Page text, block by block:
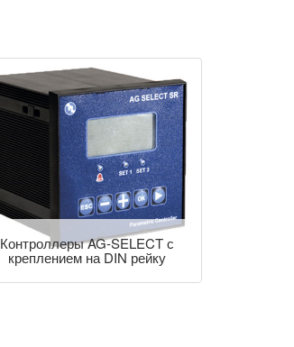
Контроллеры AG-SELECT с
креплением на DIN рейку